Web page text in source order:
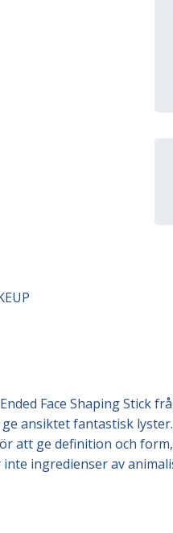
Face Shaping Stick
ansiktet fantastisk
att ge definition och
ingredienser av